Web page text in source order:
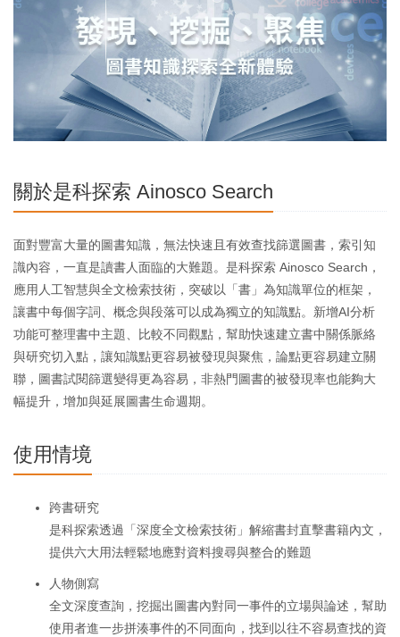
關於是科探索 Ainosco Search
面對豐富大量的圖書知識，無法快速且有效查找篩選圖書，索引知
識內容，一直是讀書人面臨的大難題。是科探索 Ainosco Search，
應用人工智慧與全文檢索技術，突破以「書」為知識單位的框架，
讓書中每個字詞、概念與段落可以成為獨立的知識點。新增AI分析
功能可整理書中主題、比較不同觀點，幫助快速建立書中關係脈絡
與研究切入點，讓知識點更容易被發現與聚焦，論點更容易建立關
聯，圖書試閱篩選變得更為容易，非熱門圖書的被發現率也能夠大
幅提升，增加與延展圖書生命週期。
使用情境
跨書研究
是科探索透過「深度全文檢索技術」解縮書封直擊書籍內文，
提供六大用法輕鬆地應對資料搜尋與整合的難題
人物側寫
全文深度查詢，挖掘出圖書內對同一事件的立場與論述，幫助
使用者進一步拼湊事件的不同面向，找到以往不容易查找的資